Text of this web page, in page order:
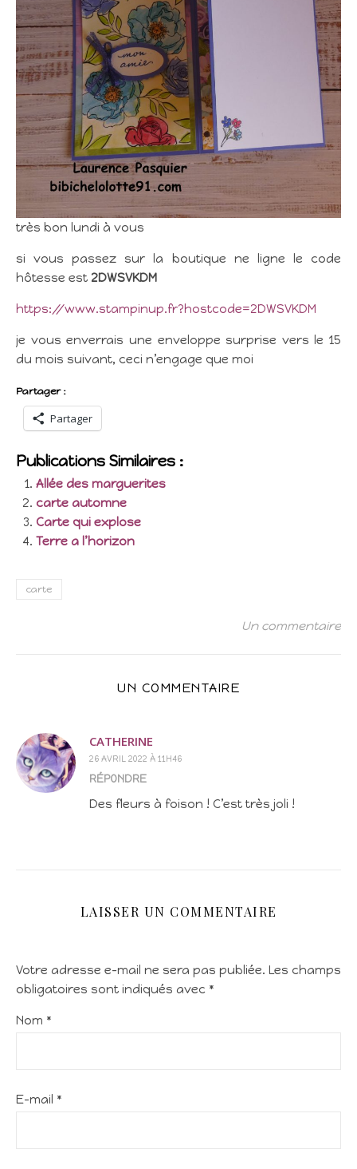
très bon lundi à vous
si vous passez sur la boutique ne ligne le code
hôtesse est 2DWSVKDM
https://www.stampinup.fr?hostcode=2DWSVKDM
je vous enverrais une enveloppe surprise vers le 15
du mois suivant, ceci n’engage que moi
Partager :
Partager
Publications Similaires :
Allée des marguerites
carte automne
Carte qui explose
Terre a l’horizon
carte
Un commentaire
UN COMMENTAIRE
CATHERINE
26 AVRIL 2022 À 11H46
RÉPONDRE
Des fleurs à foison ! C’est très joli !
LAISSER UN COMMENTAIRE
Votre adresse e-mail ne sera pas publiée. Les champs
obligatoires sont indiqués avec *
Nom *
E-mail *